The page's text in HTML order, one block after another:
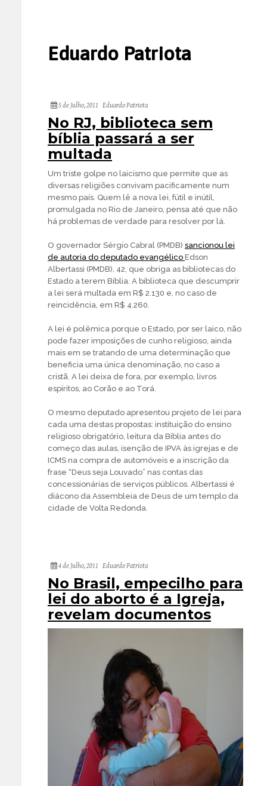
Eduardo Patriota
5 de Julho, 2011 Eduardo Patriota
No RJ, biblioteca sem
bíblia passará a ser
multada
Um triste golpe no laicismo que permite que as
diversas religiões convivam pacificamente num
mesmo país. Quem lê a nova lei, fútil e inútil,
promulgada no Rio de Janeiro, pensa até que não
há problemas de verdade para resolver por lá.
O governador Sérgio Cabral (PMDB) sancionou lei
de autoria do deputado evangélico Edson
Albertassi (PMDB), 42, que obriga as bibliotecas do
Estado a terem Bíblia. A biblioteca que descumprir
a lei será multada em R$ 2.130 e, no caso de
reincidência, em R$ 4.260.
A lei é polêmica porque o Estado, por ser laico, não
pode fazer imposições de cunho religioso, ainda
mais em se tratando de uma determinação que
beneficia uma única denominação, no caso a
cristã. A lei deixa de fora, por exemplo, livros
espíritos, ao Corão e ao Torá.
O mesmo deputado apresentou projeto de lei para
cada uma destas propostas: instituição do ensino
religioso obrigatório, leitura da Bíblia antes do
começo das aulas, isenção de IPVA às igrejas e de
ICMS na compra de automóveis e a inscrição da
frase “Deus seja Louvado” nas contas das
concessionárias de serviços públicos. Albertassi é
diácono da Assembleia de Deus de um templo da
cidade de Volta Redonda.
4 de Julho, 2011 Eduardo Patriota
No Brasil, empecilho para
lei do aborto é a Igreja,
revelam documentos